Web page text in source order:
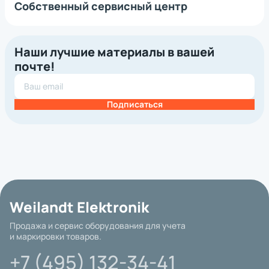
Собственный сервисный центр
Наши лучшие материалы в вашей
почте!
Подписаться
Weilandt Elektronik
Продажа и сервис оборудования для учета
и маркировки товаров.
+7 (495) 132-34-41